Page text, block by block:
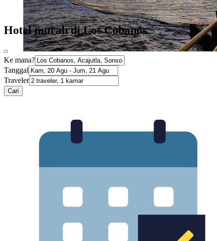
Hotel murah di Los Cobanos
Ke mana?
Tanggal
Traveler
Cari